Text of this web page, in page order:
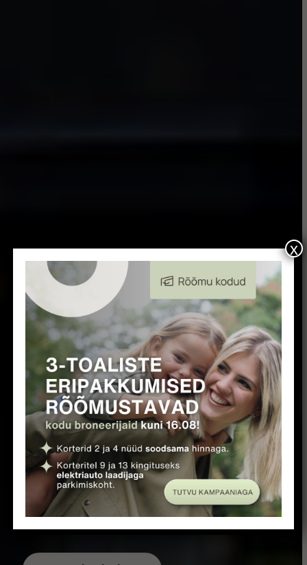
Parim elukeskkond
Tartus
Eripakkumised 3-toalistele
rõõmustavad kodu broneerijaid 16.
augustini:
Korteri 9 ja 13 broneerijale
kingituseks elektrilaadijaga
parkimiskoht
Korterid 2 ja 4 nüüd soodsama
hinnaga
x